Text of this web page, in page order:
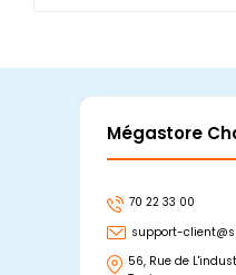
Mégastore
70 22 33 00
support-
56, Rue de